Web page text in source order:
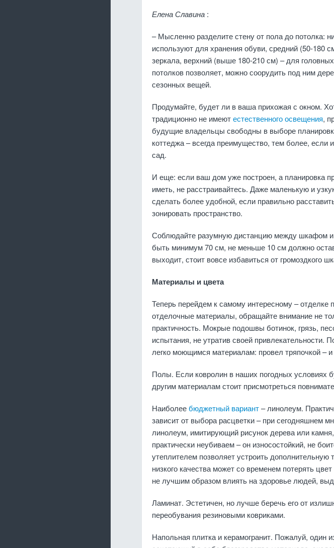
Елена Славина :
– Мысленно разделите стену от пола до потолка:
используют для хранения обуви, средний (50-180
зеркала, верхний (выше 180-210 см) – для
потолков позволяет, можно соорудить под ним
сезонных вещей.
Продумайте, будет ли в ваша прихожая с окном.
традиционно не имеютестественного освещения,
будущие владельцы свободны в выборе
коттеджа – всегда преимущество, тем более, если
сад.
И еще: если ваш дом уже построен, а планировка
иметь, не расстраивайтесь. Даже маленькую и
сделать более удобной, если правильно
зонировать пространство.
Соблюдайте разумную дистанцию между шкафом и
быть минимум 70 см, не меньше 10 см должно
выходит, стоит вовсе избавиться от громоздкого
Материалы и цвета
Теперь перейдем к самому интересному –
отделочные материалы, обращайте внимание не
практичность. Мокрые подошвы ботинок, грязь,
испытания, не утратив своей привлекательности.
легко моющимся материалам: провел тряпочкой – и
Полы. Если ковролин в наших погодных условиях
другим материалам стоит присмотреться
Наиболеебюджетный вариант– линолеум.
зависит от выбора расцветки – при сегодняшнем
линолеум, имитирующий рисунок дерева или
практически неубиваем – он износостойкий, не
утеплителем позволяет устроить
низкого качества может со временем потерять
не лучшим образом влиять на здоровье людей,
Ламинат. Эстетичен, но лучше беречь его от
переобувания резиновыми ковриками.
Напольная плитка и керамогранит. Пожалуй, один